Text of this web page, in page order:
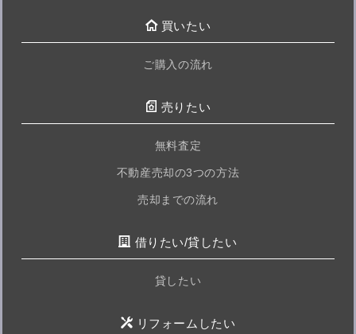
買いたい
ご購入の流れ
売りたい
無料査定
不動産売却の3つの方法
売却までの流れ
借りたい/貸したい
貸したい
リフォームしたい